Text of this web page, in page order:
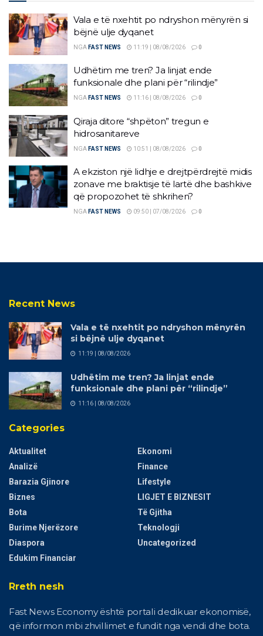
Vala e të nxehtit po ndryshon mënyrën si
bëjnë ulje dyqanet
NGA FAST NEWS 11:19 | 08/08/2026 0
Udhëtim me tren? Ja linjat ende
funksionale dhe plani për “rilindje”
NGA FAST NEWS 11:16 | 08/08/2026 0
Qiraja ditore “shpëton” tregun e
hidrosanitareve
NGA FAST NEWS 10:51 | 08/08/2026 0
A ekziston një lidhje e drejtpërdrejtë midis
zonave me braktisje të lartë dhe bashkive
që propozohet të shkrihen?
NGA FAST NEWS 09:50 | 07/08/2026 0
Recent News
Vala e të nxehtit po ndryshon mënyrën
si bëjnë ulje dyqanet
11:19 | 08/08/2026
Udhëtim me tren? Ja linjat ende
funksionale dhe plani për “rilindje”
11:16 | 08/08/2026
Categories
Aktualitet
Analizë
Barazia Gjinore
Biznes
Bota
Burime Njerëzore
Diaspora
Edukim Financiar
Ekonomi
Finance
Lifestyle
LIGJET E BIZNESIT
Të Gjitha
Teknologji
Uncategorized
Rreth nesh
Fast News Economy është portali dedikuar ekonomisë,
që informon mbi zhvillimet e fundit nga vendi dhe bota.